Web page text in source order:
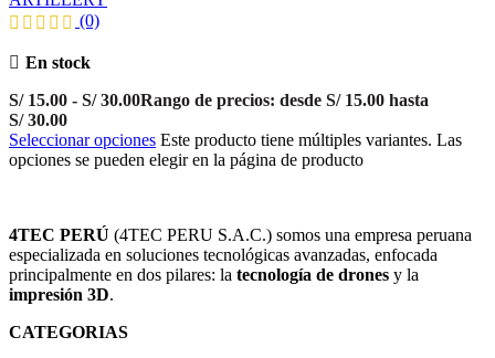
(0)
En stock
S/15.00 - S/30.00Rango de precios: desde S/ 15.00 hasta
S/ 30.00
Seleccionar opciones Este producto tiene múltiples variantes. Las
opciones se pueden elegir en la página de producto
4TEC PERÚ (4TEC PERU S.A.C.) somos una empresa peruana
especializada en soluciones tecnológicas avanzadas, enfocada
principalmente en dos pilares: la tecnología de drones y la
impresión 3D.
CATEGORIAS